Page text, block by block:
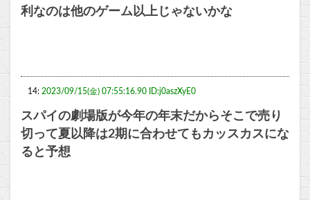
利なのは他のゲーム以上じゃないかな
14: 2023/09/15(金) 07:55:16.90 ID:j0aszXyE0
スパイの劇場版が今年の年末だからそこで売り
切って夏以降は2期に合わせてもカッスカスにな
ると予想